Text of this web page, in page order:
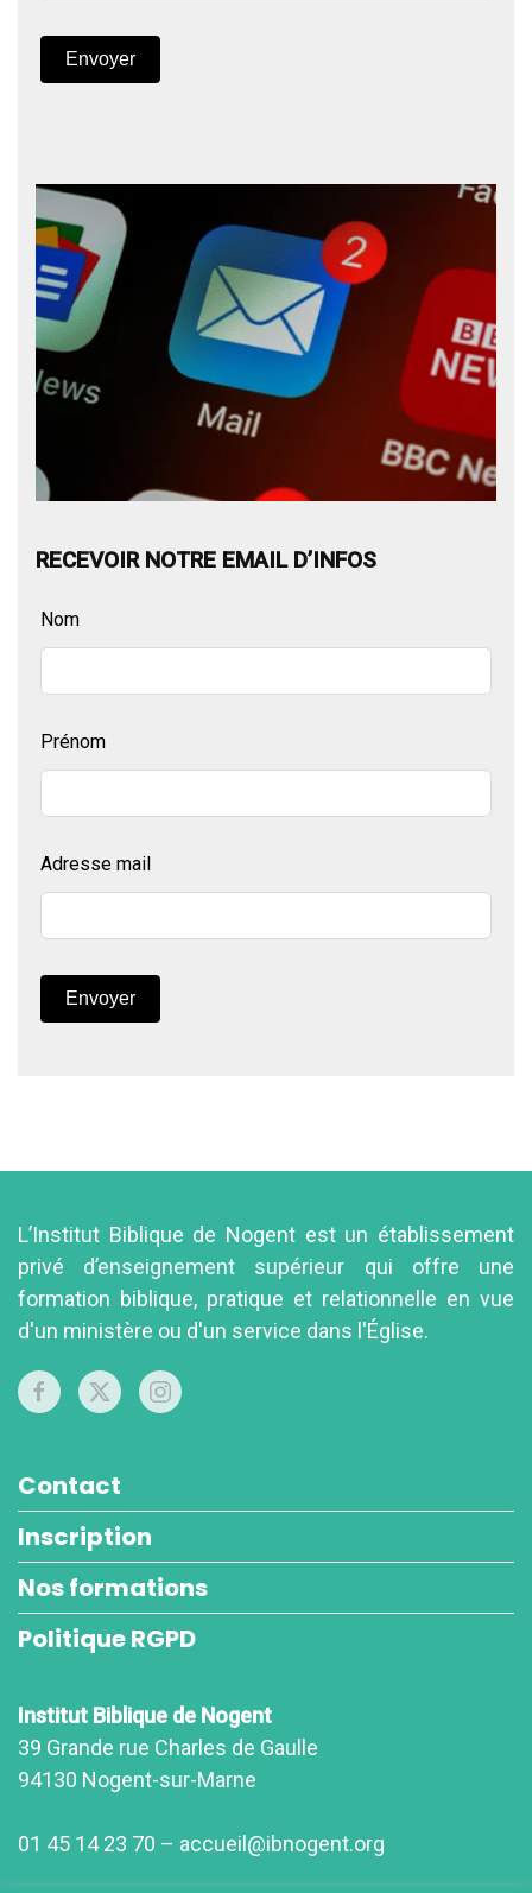
Envoyer
RECEVOIR NOTRE EMAIL D’INFOS
Leave
this
Nom
Prénom
Adresse mail
Envoyer
L’Institut Biblique de Nogent est un établissement
privé d’enseignement supérieur qui offre une
formation biblique, pratique et relationnelle en vue
d'un ministère ou d'un service dans l'Église.
Contact
Inscription
Nos formations
Politique RGPD
Institut Biblique de Nogent
39 Grande rue Charles de Gaulle
94130 Nogent-sur-Marne
01 45 14 23 70 – accueil@ibnogent.org